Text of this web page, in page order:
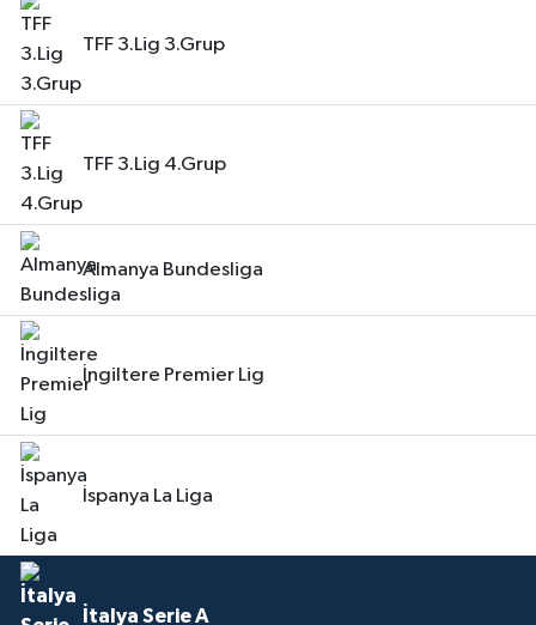
TFF 3.Lig 3.Grup
TFF 3.Lig 4.Grup
Almanya Bundesliga
İngiltere Premier Lig
İspanya La Liga
İtalya Serie A